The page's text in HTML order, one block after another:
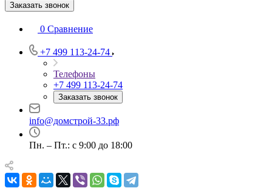
Заказать звонок
0 Сравнение
+7 499 113-24-74
Телефоны
+7 499 113-24-74
Заказать звонок
info@домстрой-33.рф
Пн. – Пт.: с 9:00 до 18:00